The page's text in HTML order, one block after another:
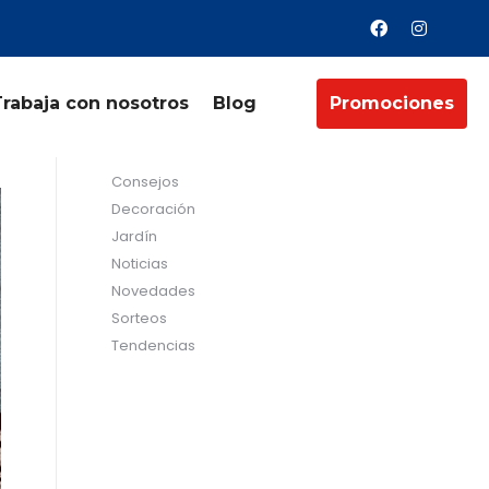
con nosotros Blog Promociones
Consejos
Decoración
Jardín
Noticias
Novedades
Sorteos
Tendencias